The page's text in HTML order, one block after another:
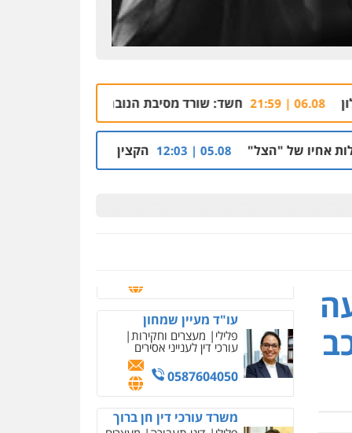
חשד: שורד מסיבת הנובה מרמלה חש מאויים והצטייד בנשק
05.08 | 12:03 הקצין הבכיר והאפליה מול ניצב מני בנימין
קורל קרוז – עורך דין
עו"ד עלי סעדי
פלילי פשיעה חמורה ליווי
0508824984
פלילי מעצרים וחקירות
עורכי דין לענייני אסירים
0587604050
משרד עורכי דין חן ברוך
פלילי דיני תעבורה מעצרים
וחקירות
0504578527
רונן הלל – מוניטין
מחיקת כתבות מגוגל
ודחיקת אזכורים שליליים
שירותים מקצועיים לעורכי
0522508109